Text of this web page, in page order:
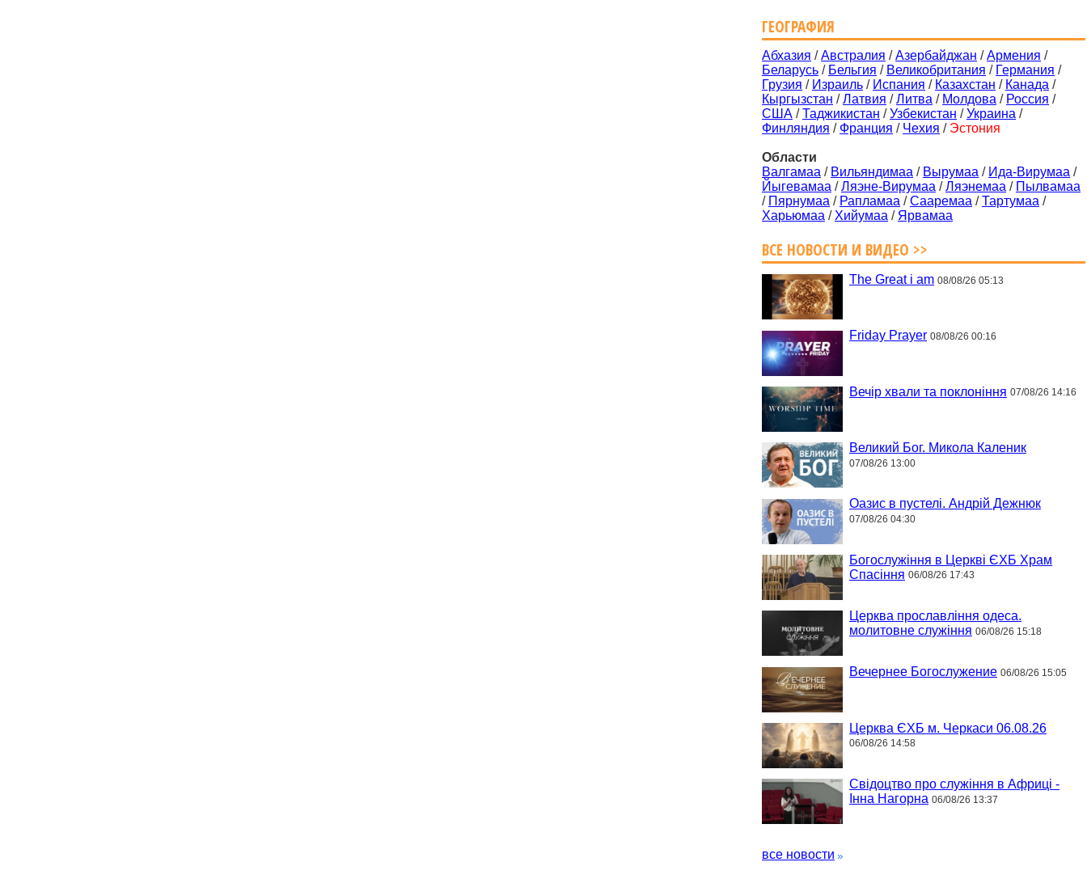
ГЕОГРАФИЯ
Абхазия /Австралия /Азербайджан /Армения /
Беларусь / Бельгия / Великобритания / Германия /
Грузия / Израиль / Испания / Казахстан / Канада /
Кыргызстан /Латвия /Литва / Молдова / Россия /
США /Таджикистан /Узбекистан /Украина /
Финляндия / Франция / Чехия / Эстония
Области
Валгамаа / Вильяндимаа / Вырумаа / Ида-Вирумаа /
Йыгевамаа /Ляэне-Вирумаа /Ляэнемаа / Пылвамаа
/ Пярнумаа / Рапламаа /Сааремаа /Тартумаа /
Харьюмаа / Хийумаа / Ярвамаа
ВСЕ НОВОСТИ И ВИДЕО >>
The Great i am 08/08/26 05:13
Friday Prayer 08/08/26 00:16
Вечір хвали та поклоніння 07/08/26 14:16
Великий Бог. Микола Каленик
07/08/26 13:00
Оазис в пустелі. Андрій Дежнюк
07/08/26 04:30
Богослужіння в Церкві ЄХБ Храм
Спасіння 06/08/26 17:43
Церква прославління одеса.
молитовне служіння 06/08/26 15:18
Вечернее Богослужение 06/08/26 15:05
Церква ЄХБ м. Черкаси 06.08.26
06/08/26 14:58
Свідоцтво про служіння в Африці -
Інна Нагорна 06/08/26 13:37
все новости